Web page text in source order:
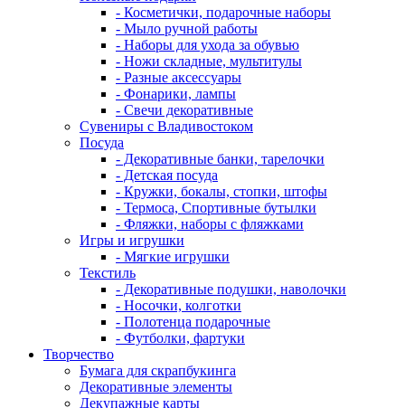
- Косметички, подарочные наборы
- Мыло ручной работы
- Наборы для ухода за обувью
- Ножи складные, мультитулы
- Разные аксессуары
- Фонарики, лампы
- Свечи декоративные
Сувениры с Владивостоком
Посуда
- Декоративные банки, тарелочки
- Детская посуда
- Кружки, бокалы, стопки, штофы
- Термоса, Спортивные бутылки
- Фляжки, наборы с фляжками
Игры и игрушки
- Мягкие игрушки
Текстиль
- Декоративные подушки, наволочки
- Носочки, колготки
- Полотенца подарочные
- Футболки, фартуки
Творчество
Бумага для скрапбукинга
Декоративные элементы
Декупажные карты